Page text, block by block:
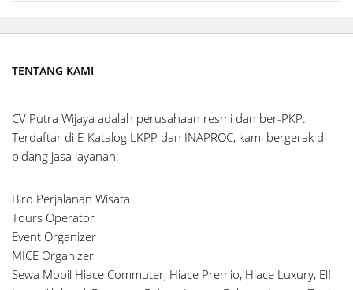
TENTANG KAMI
CV Putra Wijaya adalah perusahaan resmi dan ber-PKP.
Terdaftar di E-Katalog LKPP dan INAPROC, kami bergerak di
bidang jasa layanan:
Biro Perjalanan Wisata
Tours Operator
Event Organizer
MICE Organizer
Sewa Mobil Hiace Commuter, Hiace Premio, Hiace Luxury, Elf